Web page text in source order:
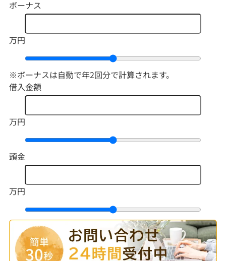
ボーナス
万円
※ボーナスは自動で年2回分で計算されます。
借入金額
万円
頭金
万円